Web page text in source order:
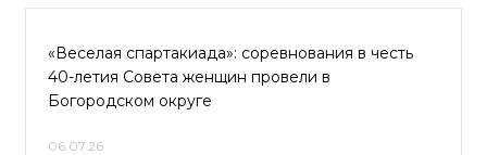
«Веселая спартакиада»: соревнования в честь
40-летия Совета женщин провели в
Богородском округе
06.07.26